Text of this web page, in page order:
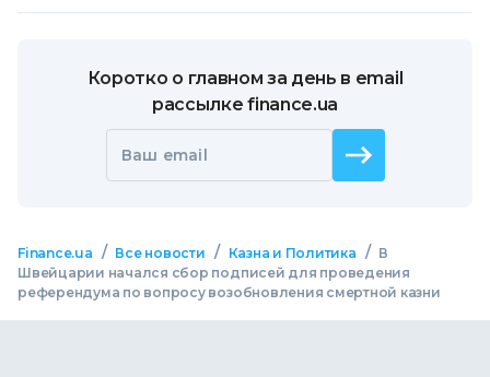
Коротко о главном за день в email
рассылке finance.ua
Ваш email
Finance.ua / Все новости / Казна и Политика / В
Швейцарии начался сбор подписей для проведения
референдума по вопросу возобновления смертной казни